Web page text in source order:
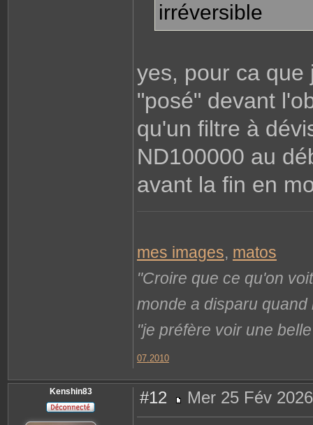
irréversible
yes, pour ca que
"posé" devant
qu'un filtre à
ND100000 au
avant la fin en
mes images, matos
"Croire que ce qu'on
monde a disparu quand
"je préfère voir une
07.2010
Kenshin83 #12
e
Mer 25 Fév